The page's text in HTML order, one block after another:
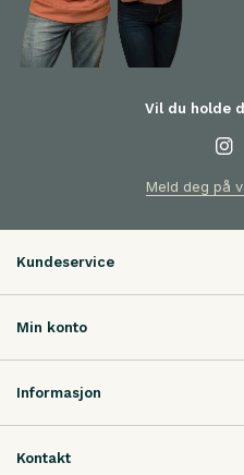
Vil du holde
Meld deg på
Kundeservice
Min konto
Informasjon
Kontakt